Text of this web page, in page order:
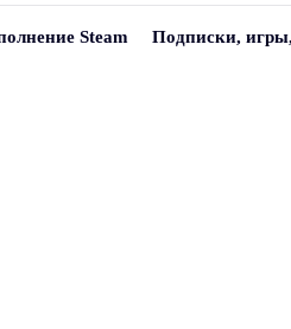
Steam Подписки,